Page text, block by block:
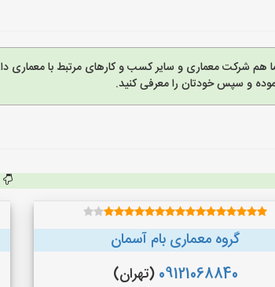
هم شرکت معماری و سایر کسب و کارهای مرتبط با معماری
و سپس خودتان را معرفی کنید.
گروه معماری بام آسمان
09121068840 (تهران)